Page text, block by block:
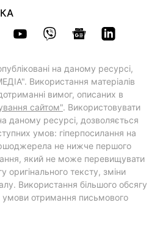
на даному ресурсі,
Використання матеріалів
вимог, описаних в
сайтом". Використовувати
даному ресурсі, дозволяється
умов: гіперпосилання на
не нижче першого
який не може перевищувати
оригінального тексту, зміни
Використання більшого обсягу
отримання письмового